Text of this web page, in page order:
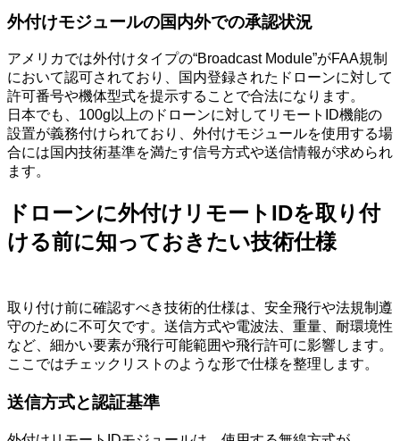
外付けモジュールの国内外での承認状況
アメリカでは外付けタイプの“Broadcast Module”がFAA規制
において認可されており、国内登録されたドローンに対して
許可番号や機体型式を提示することで合法になります。
日本でも、100g以上のドローンに対してリモートID機能の
設置が義務付けられており、外付けモジュールを使用する場
合には国内技術基準を満たす信号方式や送信情報が求められ
ます。
ドローンに外付けリモートIDを取り付
ける前に知っておきたい技術仕様
取り付け前に確認すべき技術的仕様は、安全飛行や法規制遵
守のために不可欠です。送信方式や電波法、重量、耐環境性
など、細かい要素が飛行可能範囲や飛行許可に影響します。
ここではチェックリストのような形で仕様を整理します。
送信方式と認証基準